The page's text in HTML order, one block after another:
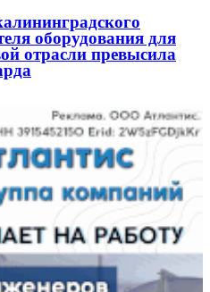
оборудования для
отрасли превысила